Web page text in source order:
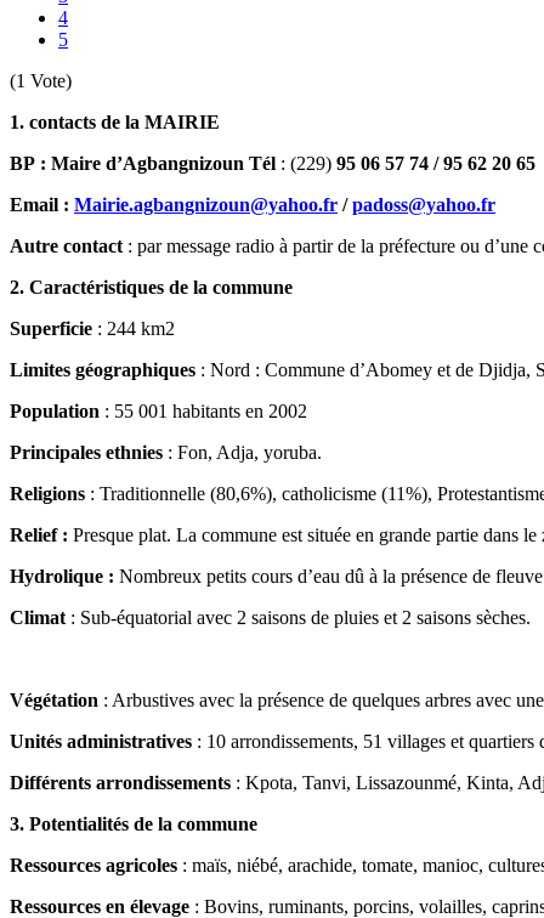
4
5
(1 Vote)
1. contacts de la MAIRIE
BP : Maire d’Agbangnizoun Tél : (229) 95 06 57 74 /95 62 20 65
Email : Mairie.agbangnizoun@yahoo.fr /padoss@yahoo.fr
Autre contact : par message radio à partir de la préfecture ou d’une
2. Caractéristiques de la commune
Superficie : 244 km2
Limites géographiques : Nord : Commune d’Abomey et de Djidja,
Population : 55 001 habitants en 2002
Principales ethnies : Fon, Adja, yoruba.
Religions : Traditionnelle (80,6%), catholicisme (11%),
Relief: Presque plat. La commune est située en grande partie dans
Hydrolique : Nombreux petits cours d’eau dû à la présence de
Climat : Sub-équatorial avec 2 saisons de pluies et 2 saisons sèches.
Végétation : Arbustives avec la présence de quelques arbres avec
Unités administratives : 10 arrondissements, 51 villages et quartiers
Différents arrondissements : Kpota, Tanvi, Lissazounmé, Kinta,
3. Potentialités de la commune
Ressources agricoles : maïs, niébé, arachide, tomate, manioc,
Ressources en élevage : Bovins, ruminants, porcins, volailles,